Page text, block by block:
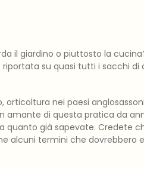
il giardino o piuttosto la
su quasi tutti i sacchi di
nei paesi
amante di questa pratica da
già sapevate. Credete
alcuni termini che dovrebbero